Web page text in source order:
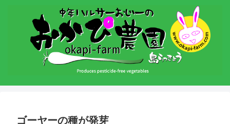
ゴーヤーの種が発芽